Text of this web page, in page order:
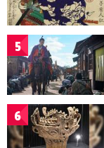
5
6